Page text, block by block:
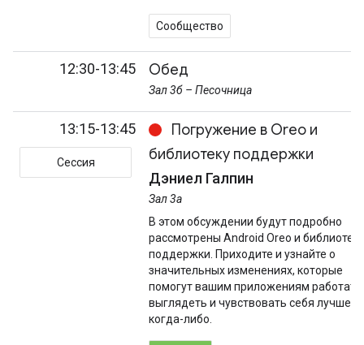
Сообщество
12:30-13:45 Обед
Зал 3б – Песочница
13:15-13:45
Сессия
Погружение в Oreo и
библиотеку поддержки
Дэниел Галпин
Зал 3а
В этом обсуждении будут подробно
рассмотрены Android Oreo и
поддержки. Приходите и узнайте о
значительных изменениях, которые
помогут вашим приложениям работать,
выглядеть и чувствовать себя лучше,
когда-либо.